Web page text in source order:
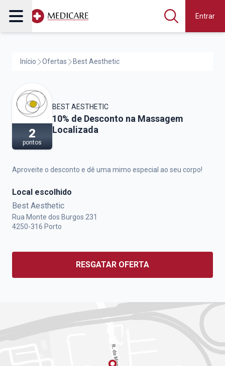
Entrar
Início Ofertas Best Aesthetic
2
pontos
BEST AESTHETIC
Best Aesthetic,
10% de Desconto na Massagem
Localizada
Aproveite o desconto e dê uma mimo especial ao seu corpo!
Local escolhido
Best Aesthetic
Rua Monte dos Burgos 231
4250-316 Porto
RESGATAR OFERTA